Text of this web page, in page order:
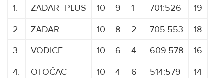
1. ZADAR PLUS 10 9 1 701:526
19
2.
ZADAR 10 8 2 705:553
18
3.
VODICE 10 6 4 609:578
16
4.
OTOČAC 10 4 6 514:579
14